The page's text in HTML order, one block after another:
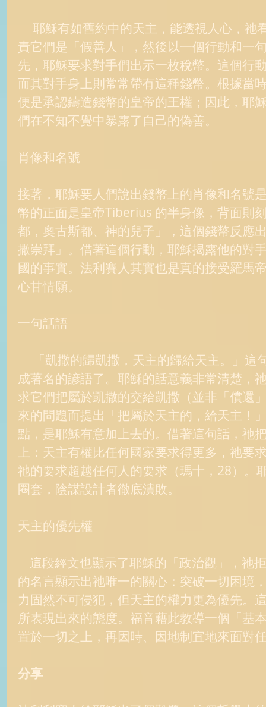
責它們是「假善人」，然後以一個行動和一
先，耶穌要求對手們出示一枚稅幣。這個行
而其對手身上則常常帶有這種錢幣。根據當
便是承認鑄造錢幣的皇帝的王權；因此，耶
們在不知不覺中暴露了自己的偽善。
肖像和名號
接著，耶穌要人們說出錢幣上的肖像和名號
幣的正面是皇帝Tiberius 的半身像，背面則
都，奧古斯都、神的兒子」，這個錢幣反應
撒崇拜」。借著這個行動，耶穌揭露他的對
國的事實。法利賽人其實也是真的接受羅馬
心甘情願。
一句話語
成著名的諺語了。耶穌的話意義非常清楚，
求它們把屬於凱撒的交給凱撒（並非「償還
來的問題而提出「把屬於天主的，給天主！
點，是耶穌有意加上去的。借著這句話，祂
上：天主有權比任何國家要求得更多，祂要
祂的要求超越任何人的要求（瑪十，28）。
圈套，陰謀設計者徹底潰敗。
天主的優先權
的名言顯示出祂唯一的關心：突破一切困境
力固然不可侵犯，但天主的權力更為優先。
所表現出來的態度。福音藉此教導一個「基
置於一切之上，再因時、因地制宜地來面對
分享